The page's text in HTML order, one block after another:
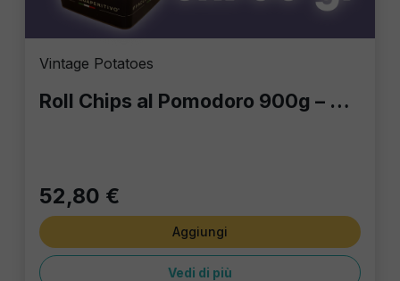
Vintage Potatoes
Roll Chips al Pomodoro 900g – Eccellenza Croccante in Formato Professionale
52,80 €
Aggiungi
Vedi di più